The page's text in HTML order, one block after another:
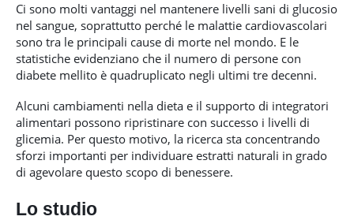
Ci sono molti vantaggi nel mantenere livelli sani di glucosio
nel sangue, soprattutto perché le malattie cardiovascolari
sono tra le principali cause di morte nel mondo. E le
statistiche evidenziano che il numero di persone con
diabete mellito è quadruplicato negli ultimi tre decenni.
Alcuni cambiamenti nella dieta e il supporto di integratori
alimentari possono ripristinare con successo i livelli di
glicemia. Per questo motivo, la ricerca sta concentrando
sforzi importanti per individuare estratti naturali in grado
di agevolare questo scopo di benessere.
Lo studio